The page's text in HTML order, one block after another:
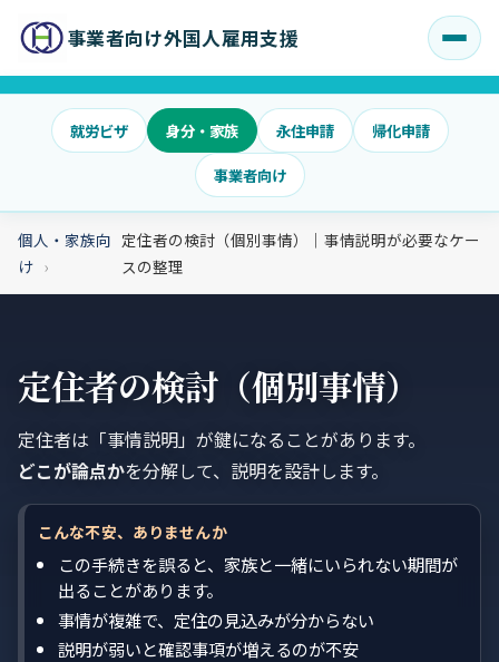
事業者向け外国人雇用支援
就労ビザ 身分・家族 永住申請
帰化申請
事業者向け
個人・家族向
け
定住者の検討（個別事情）｜事情説明が必要なケー
スの整理
定住者の検討（個別事情）
定住者は「事情説明」が鍵になることがあります。
どこが論点かを分解して、説明を設計します。
こんな不安、ありませんか
この手続きを誤ると、家族と一緒にいられない期間が
出ることがあります。
事情が複雑で、定住の見込みが分からない
説明が弱いと確認事項が増えるのが不安